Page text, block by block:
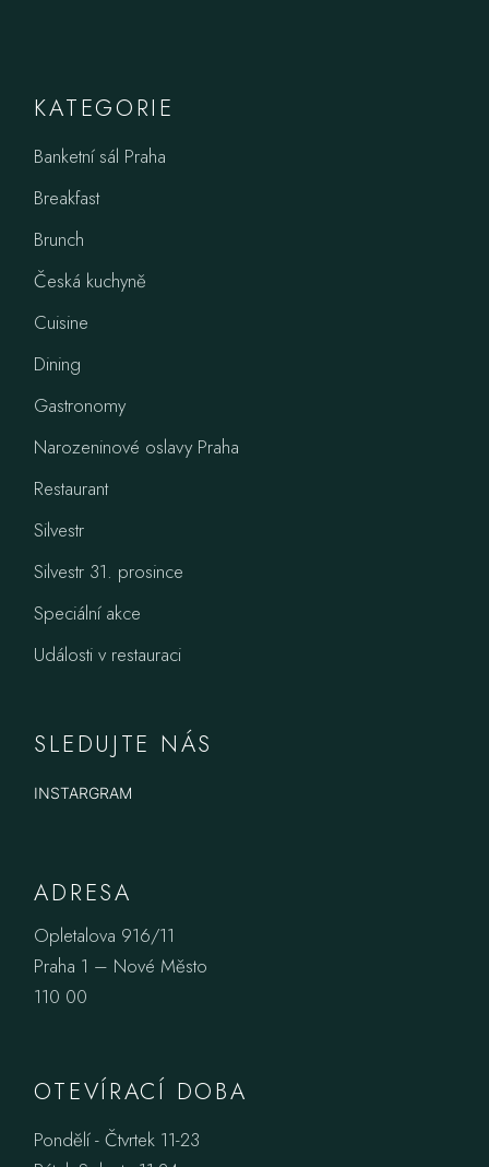
KATEGORIE
Banketní sál Praha
Breakfast
Brunch
Česká kuchyně
Cuisine
Dining
Gastronomy
Narozeninové oslavy Praha
Restaurant
Silvestr
Silvestr 31. prosince
Speciální akce
Události v restauraci
SLEDUJTE NÁS
INSTARGRAM
ADRESA
Opletalova 916/11
Praha 1 – Nové Město
110 00
OTEVÍRACÍ DOBA
Pondělí - Čtvrtek 11-23